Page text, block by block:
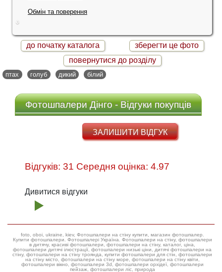
Обмін та поверення
до початку каталога
зберегти це фото
повернутися до розділу
птах голуб дикий білий
Фотошпалери Дінго - Відгуки покупців
ЗАЛИШИТИ ВІДГУК
Відгуків: 31 Середня оцінка: 4.97
Дивитися відгуки
foto, oboi, ukraine, kiev, Фотошпалери на стіну купити, магазин фотошпалер.
Купити фотошпалери. Фотошпалері Україна. Фотошпалери на стіну, фотошпалери
в дитячу, красиві фотошпалери, фотошпалери на стіну, каталог, ціна,
фотошпалери дитячі ілюстрації, фотошпалери низькі ціни, дитячі фотошпалери на
стіну, фотошпалери на стіну троянда, купити фотошпалери для стін, фотошпалери
на стіну місто, фотошпалери на стіну море, фотошпалери на стіну квіти,
фотошпалери вікно, фотошпалери 3d, фотошпалери орхідеї, фотошпалери
пейзаж, фотошпалери ліс, природа